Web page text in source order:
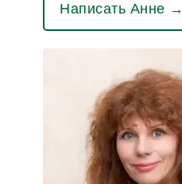
Написать Анне →